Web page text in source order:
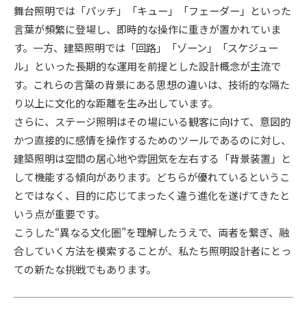
舞台照明では「パッチ」「キュー」「フェーダー」といった
言葉が頻繁に登場し、即時的な操作に重きが置かれていま
す。一方、建築照明では「回路」「ゾーン」「スケジュー
ル」といった長期的な運用を前提とした設計概念が主流で
す。これらの言葉の背景にある思想の違いは、技術的な隔た
り以上に文化的な距離を生み出しています。
さらに、ステージ照明はその場にいる観客に向けて、意図的
かつ直接的に感情を操作するためのツールであるのに対し、
建築照明は空間の居心地や雰囲気を左右する「背景装置」と
して機能する傾向があります。どちらが優れているというこ
とではなく、目的に応じてまったく違う進化を遂げてきたと
いう点が重要です。
こうした“異なる文化圏”を理解したうえで、両者を繋ぎ、融
合していく方法を模索することが、私たち照明設計者にとっ
ての新たな挑戦でもあります。